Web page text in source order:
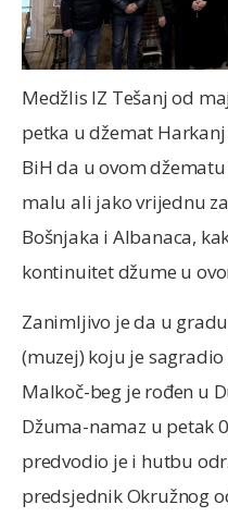
Medžlis IZ Tešanj od
petka u džemat
BiH da u ovom
malu ali jako vrijednu
Bošnjaka i Albanaca,
kontinuitet džume u
Zanimljivo je da u
(muzej) koju je
Malkoč-beg je rođen u
Džuma-namaz u petak
predvodio je i hutbu
predsjednik Okružnog